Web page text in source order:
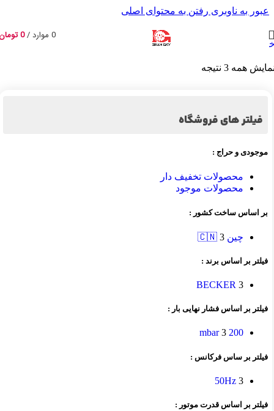
عبور به ناوبری رفتن به محتوای اصلی
0 موارد/
0
محصولات برچسب خورده “پمپ وکیوم متالورژی”
همه 3 نتیجه
فیلتر های فروشگاه
موجودی و حراج :
محصولات تخفیف دار
محصولات موجود
بر اساس ساخت کشور :
چین 🇨🇳 3
فیلتر بر اساس برند :
BECKER 3
فیلتر بر اساس فشار نهایی بار :
200 mbar
3
فیلتر بر ساس فرکانس :
50Hz 3
فیلتر بر اساس قدرت موتور :